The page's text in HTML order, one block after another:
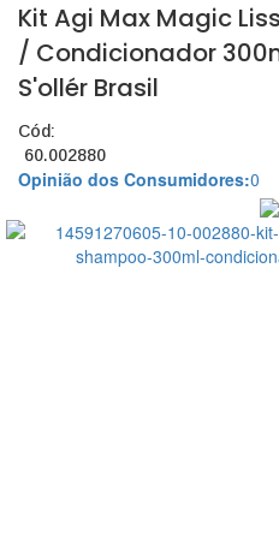
Kit Agi Max Magic
/ Condicionador
S'ollér Brasil
Cód:
60.002880
Opinião dos Consumidores:0